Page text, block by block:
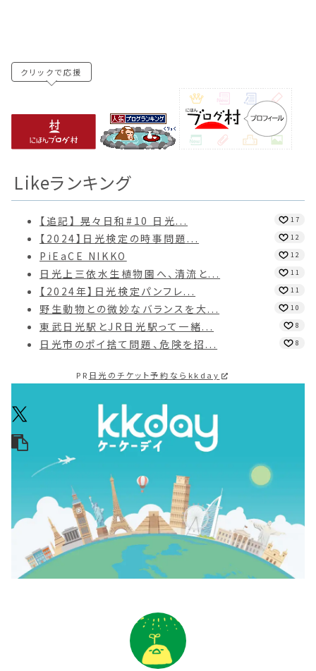
クリックで応援
Likeランキング
【追記】 晃々日和#10 日光... 17
【2024】日光検定の時事問題... 12
PiEaCE NIKKO 12
日光上三依水生植物園へ、清流と... 11
【2024年】日光検定パンフレ... 11
野生動物との微妙なバランスを大... 10
東武日光駅とJR日光駅って一緒... 8
日光市のポイ捨て問題、危険を招... 8
PR 日光のチケット予約ならkkday